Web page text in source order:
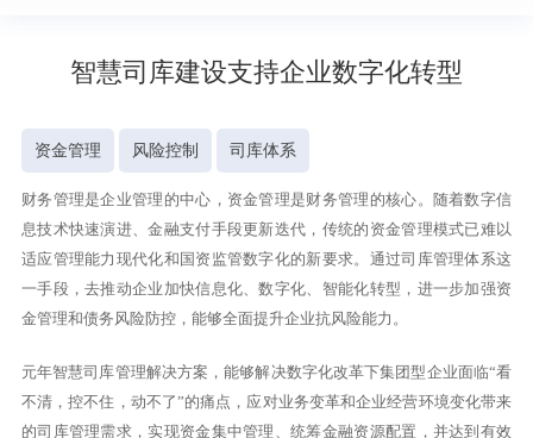
智慧司库建设支持企业数字化转型
资金管理 风险控制 司库体系
财务管理是企业管理的中心，资金管理是财务管理的核心。随着数字信
息技术快速演进、金融支付手段更新迭代，传统的资金管理模式已难以
适应管理能力现代化和国资监管数字化的新要求。通过司库管理体系这
一手段，去推动企业加快信息化、数字化、智能化转型，进一步加强资
金管理和债务风险防控，能够全面提升企业抗风险能力。
元年智慧司库管理解决方案，能够解决数字化改革下集团型企业面临“看
不清，控不住，动不了”的痛点，应对业务变革和企业经营环境变化带来
的司库管理需求，实现资金集中管理、统筹金融资源配置，并达到有效